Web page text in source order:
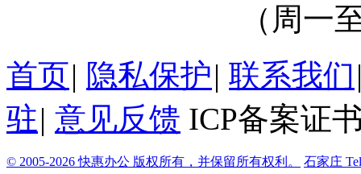
（周一至周
首页| 隐私保护| 联系我们
驻| 意见反馈 ICP备案证
© 2005-2026 快惠办公 版权所有，并保留所有权利。 石家庄